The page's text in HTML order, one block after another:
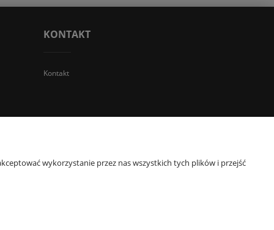
KONTAKT
Kontakt
wykorzystanie przez nas wszystkich tych plików i przejść